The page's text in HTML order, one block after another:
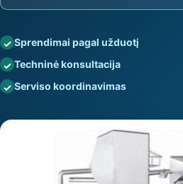
Sprendimai pagal užduotį
Techninė konsultacija
Serviso koordinavimas